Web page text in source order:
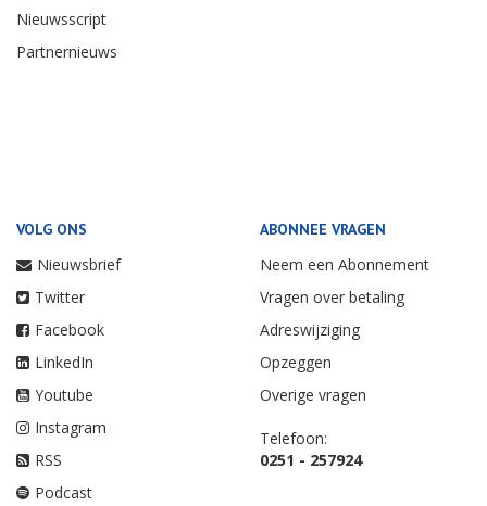
Nieuwsscript
Partnernieuws
VOLG ONS
Nieuwsbrief
Twitter
Facebook
LinkedIn
Youtube
Instagram
RSS
Podcast
ABONNEE VRAGEN
Neem een Abonnement
Vragen over betaling
Adreswijziging
Opzeggen
Overige vragen
Telefoon:
0251 - 257924